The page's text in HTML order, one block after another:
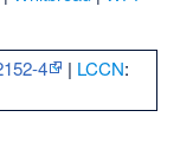
4 | LCCN: